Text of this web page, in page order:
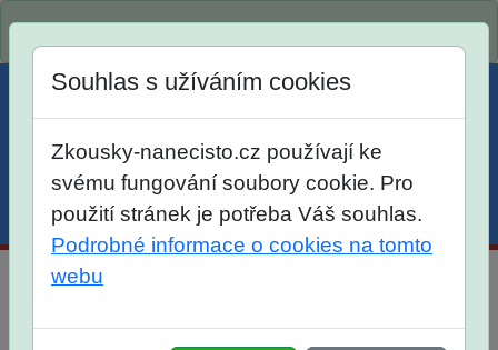
Menu Účet Košík
Souhlas s užíváním cookies
Zkousky-nanecisto.cz používají ke
svému fungování soubory cookie. Pro
použití stránek je potřeba Váš souhlas.
Podrobné informace o cookies na tomto
webu